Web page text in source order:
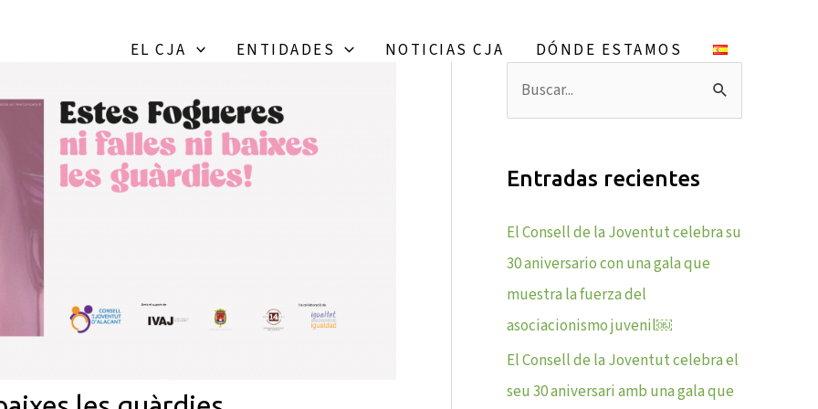
EL CJA ENTIDADES NOTICIAS CJA DÓNDE ESTAMOS
u
c
Entradas recientes
El Consell de la Joventut celebra su
30 aniversario con una gala que
muestra la fuerza del
asociacionismo juvenil￼
El Consell de la Joventut celebra el
seu 30 aniversari amb una gala que
h